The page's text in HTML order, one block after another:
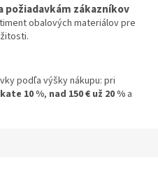
požiadavkám zákazníkov
obalových materiálov pre
podľa výšky nákupu: pri
10 %, nad 150 € už 20 % a